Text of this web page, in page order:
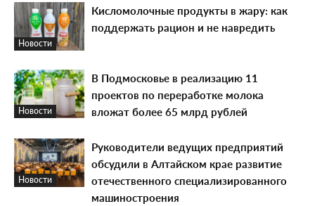
Новости
Кисломолочные продукты в жару: как
поддержать рацион и не навредить
Новости
В Подмосковье в реализацию 11
проектов по переработке молока
вложат более 65 млрд рублей
Новости
Руководители ведущих предприятий
обсудили в Алтайском крае развитие
отечественного специализированного
машиностроения